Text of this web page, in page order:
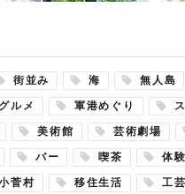
街並み 海 無人島
グルメ 軍港めぐり
美術館 芸術劇場
バー 喫茶 体
菅村 移住生活 工